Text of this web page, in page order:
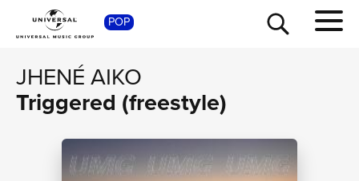
POP
JHENÉ AIKO
Triggered (freestyle)
SHOP